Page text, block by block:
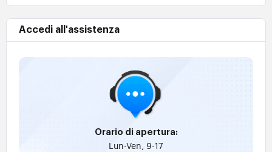
Accedi all'assistenza
Orario di apertura:
Lun-Ven, 9-17